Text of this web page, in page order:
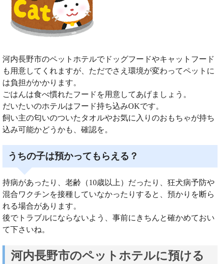
河内長野市のペットホテルでドッグフードやキャットフード
も用意してくれますが、ただでさえ環境が変わってペットに
は負担がかかります。
ごはんは食べ慣れたフードを用意してあげましょう。
だいたいのホテルはフード持ち込みOKです。
飼い主の匂いのついたタオルやお気に入りのおもちゃが持ち
込み可能かどうかも、確認を。
うちの子は預かってもらえる？
持病があったり、老齢（10歳以上）だったり、狂犬病予防や
混合ワクチンを接種していなかったりすると、預かりを断ら
れる場合があります。
後でトラブルにならないよう、事前にきちんと確かめておい
て下さいね。
河内長野市のペットホテルに預ける